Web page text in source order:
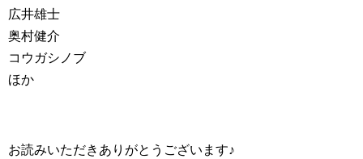
広井雄士
奥村健介
コウガシノブ
ほか
お読みいただきありがとうございます♪